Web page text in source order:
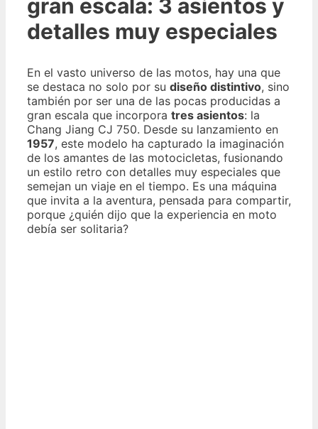
gran escala: 3 asientos y
detalles muy especiales
En el vasto universo de las motos, hay una que
se destaca no solo por su diseño distintivo, sino
también por ser una de las pocas producidas a
gran escala que incorpora tres asientos: la
Chang Jiang CJ 750. Desde su lanzamiento en
1957, este modelo ha capturado la imaginación
de los amantes de las motocicletas, fusionando
un estilo retro con detalles muy especiales que
semejan un viaje en el tiempo. Es una máquina
que invita a la aventura, pensada para compartir,
porque ¿quién dijo que la experiencia en moto
debía ser solitaria?